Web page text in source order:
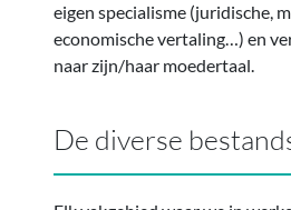
eigen specialisme (juridische,
economische vertaling…) en
naar zijn/haar moedertaal.
De diverse